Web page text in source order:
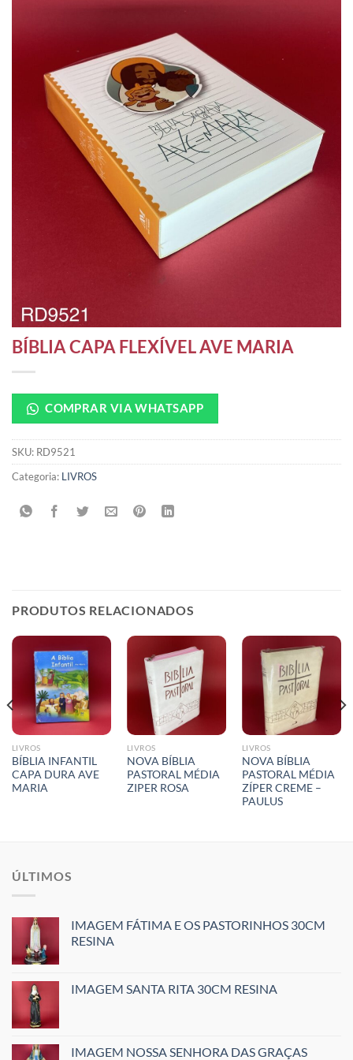
BÍBLIA CAPA FLEXÍVEL AVE MARIA
COMPRAR VIA WHATSAPP
SKU: RD9521
Categoria: LIVROS
PRODUTOS RELACIONADOS
LIVROS
BÍBLIA INFANTIL
CAPA DURA AVE
MARIA
LIVROS
NOVA BÍBLIA
PASTORAL MÉDIA
ZIPER ROSA
LIVROS
NOVA BÍBLIA
PASTORAL MÉDIA
ZÍPER CREME –
PAULUS
ÚLTIMOS
IMAGEM FÁTIMA E OS PASTORINHOS 30CM
RESINA
IMAGEM SANTA RITA 30CM RESINA
IMAGEM NOSSA SENHORA DAS GRAÇAS